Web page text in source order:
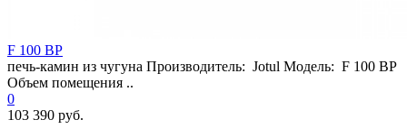
F 100 BP
печь-камин из чугуна Производитель: Jotul Модель: F 100 BP
Объем помещения ..
0
103 390 руб.